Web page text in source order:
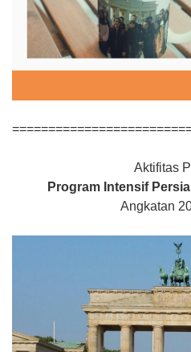
Aktifitas
Program Intensif
Angkatan